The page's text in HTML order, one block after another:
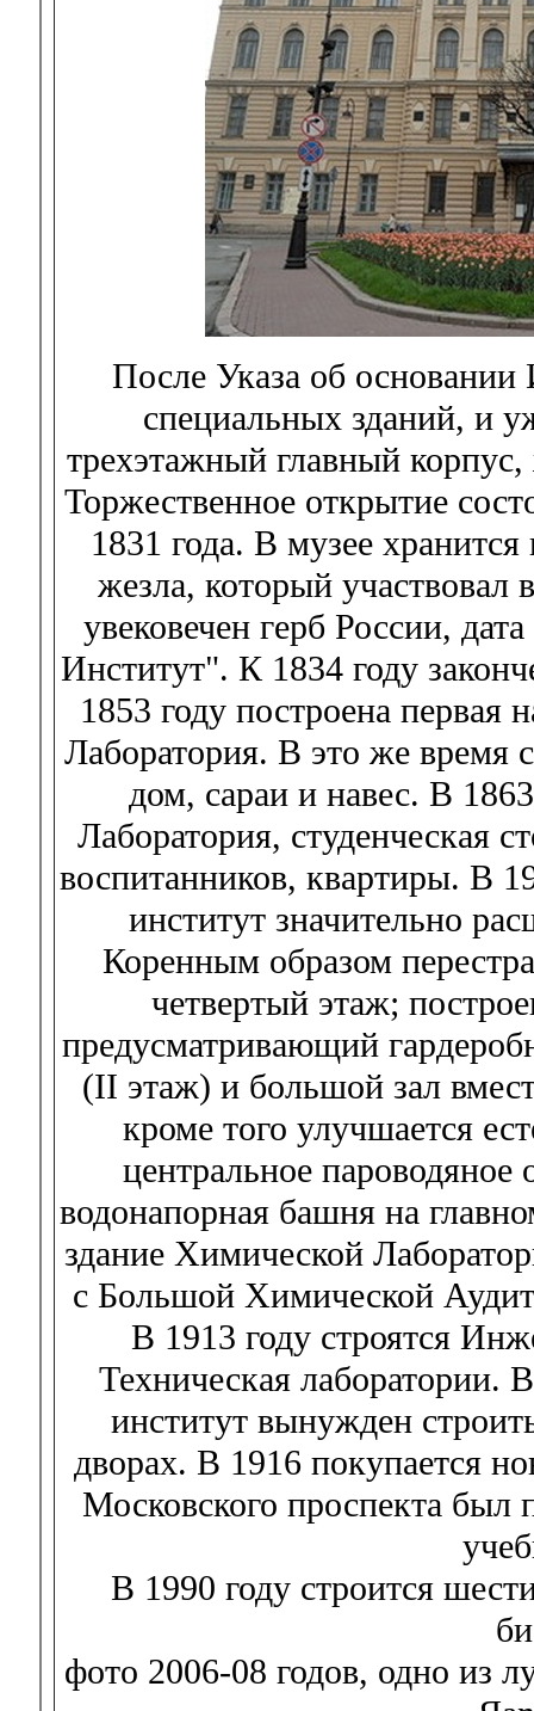
После Указа об основании
специальных зданий, и
трехэтажный главный
Торжественное открытие
1831 года. В музее
жезла, который
увековечен герб России,
Институт". К 1834 году
1853 году построена первая
Лаборатория. В это же время
дом, сараи и навес. В
Лаборатория, студенческая
воспитанников, квартиры. В
институт значительно
Коренным образом
четвертый этаж;
предусматривающий
(II этаж) и большой зал
кроме того улучшается
центральное пароводяное
водонапорная башня на
здание Химической
с Большой Химической
В 1913 году строятся
Техническая
институт вынужден
дворах. В 1916 покупается
Московского проспекта был
В 1990 году строится
фото 2006-08 годов, одно из